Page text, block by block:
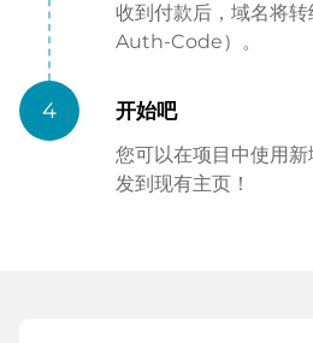
收到付款后，域名将
Auth-Code）。
4 开始吧
您可以在项目中使用
发到现有主页！